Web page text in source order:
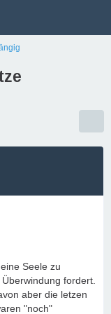
Seele zu
fordert.
aber die letzen
"noch"